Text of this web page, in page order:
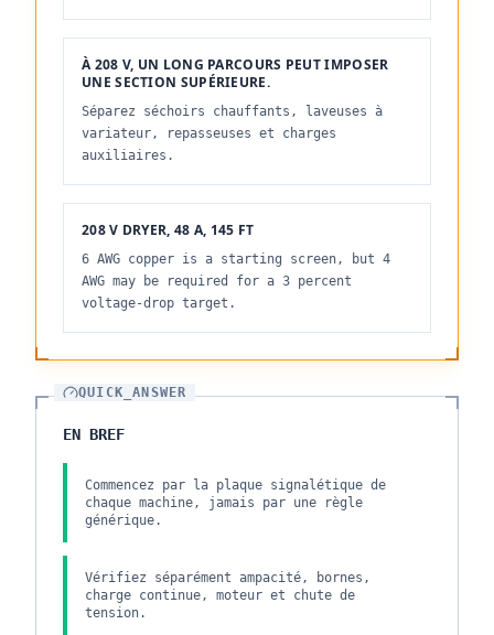
À 208 V, UN LONG PARCOURS PEUT IMPOSER
UNE SECTION SUPÉRIEURE.
Séparez séchoirs chauffants, laveuses à
variateur, repasseuses et charges
auxiliaires.
208 V DRYER, 48 A, 145 FT
6 AWG copper is a starting screen, but 4
AWG may be required for a 3 percent
voltage-drop target.
QUICK_ANSWER
EN BREF
Commencez par la plaque signalétique de
chaque machine, jamais par une règle
générique.
Vérifiez séparément ampacité, bornes,
charge continue, moteur et chute de
tension.